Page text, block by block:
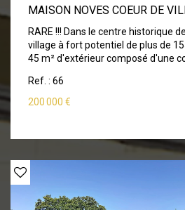
RARE !!! Dans le centre historique
village à fort potentiel de plus de
45 m² d'extérieur composé d'une
pourrez laisser parler votre
TARDER !!!
Ref. : 66
200 000 €